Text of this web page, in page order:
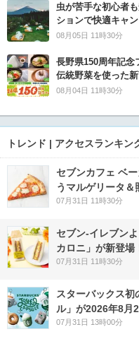
虫が苦手な初心者
ションで快適キャ
08月05日 11時30分
長野県150周年記
伝統野菜を使った
08月04日 11時30分
トレンド | アクセスランキン
セブンカフェ ベ
うマルゲリータ
07月31日 11時30分
セブン‐イレブン
カロニ」が新登場
07月31日 11時30分
スターバックス
ル」が2026年8月
07月31日 13時00分